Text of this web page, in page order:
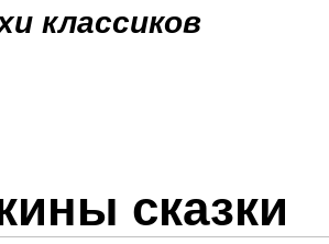
классиков
сказки